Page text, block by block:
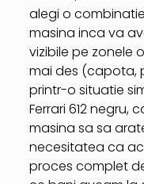
alegi o
masina inca va
vizibile pe zonele
mai des (capota,
printr-o situatie
Ferrari 612 negru,
masina sa sa
necesitatea ca
proces complet